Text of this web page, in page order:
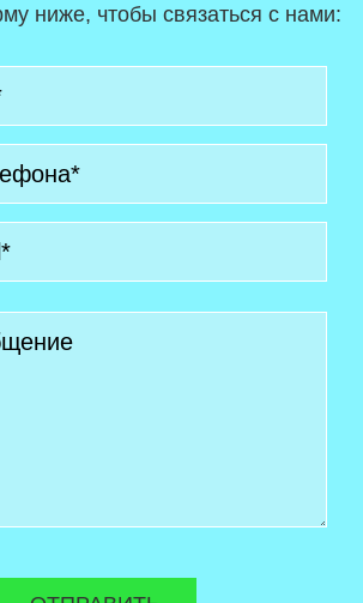
ниже, чтобы связаться с нами: